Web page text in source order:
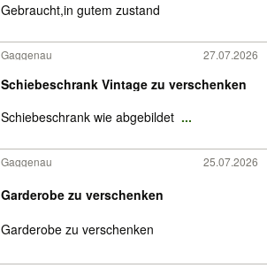
Gebraucht,in gutem zustand
Gaggenau 27.07.2026
Schiebeschrank Vintage zu verschenken
Schiebeschrank wie abgebildet ...
Gaggenau 25.07.2026
Garderobe zu verschenken
Garderobe zu verschenken